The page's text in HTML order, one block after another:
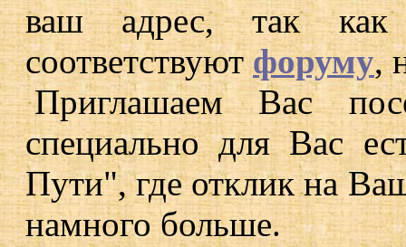
ваш адрес, так как
соответствуютфоруму,
Приглашаем Вас
специально для Вас
Пути", где отклик на
намного больше.